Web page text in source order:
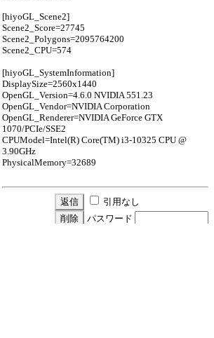
[hiyoGL_Scene2]
Scene2_Score=27745
Scene2_Polygons=2095764200
Scene2_CPU=574
[hiyoGL_SystemInformation]
DisplaySize=2560x1440
OpenGL_Version=4.6.0 NVIDIA 551.23
OpenGL_Vendor=NVIDIA Corporation
OpenGL_Renderer=NVIDIA GeForce GTX
1070/PCIe/SSE2
CPUModel=Intel(R) Core(TM) i3-10325 CPU @
3.90GHz
PhysicalMemory=32689
引用なし
パスワード